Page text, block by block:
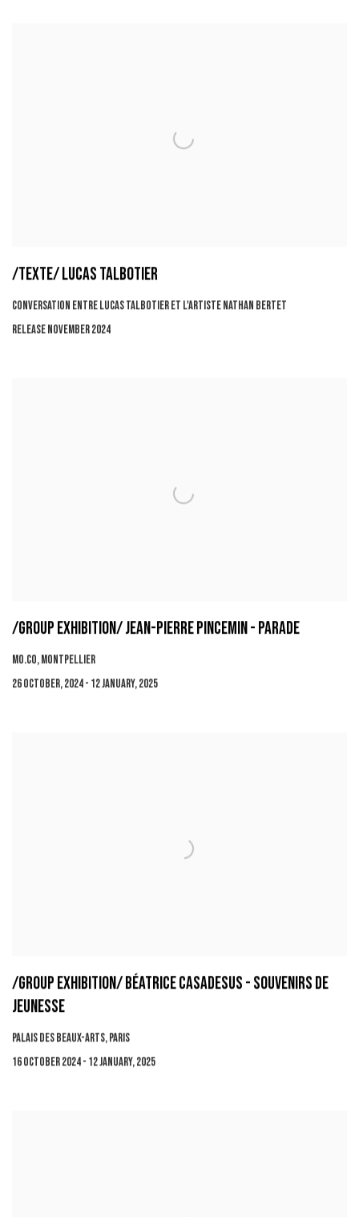
/TEXTE/ LUCAS TALBOTIER
CONVERSATION ENTRE LUCAS TALBOTIER ET L'ARTISTE NATHAN BERTET
RELEASE NOVEMBER 2024
/GROUP EXHIBITION/ JEAN-PIERRE PINCEMIN - PARADE
MO.CO, MONTPELLIER
26 OCTOBER, 2024 - 12 JANUARY, 2025
/GROUP EXHIBITION/ BÉATRICE CASADESUS - SOUVENIRS DE
JEUNESSE
PALAIS DES BEAUX-ARTS, PARIS
16 OCTOBER 2024 - 12 JANUARY, 2025